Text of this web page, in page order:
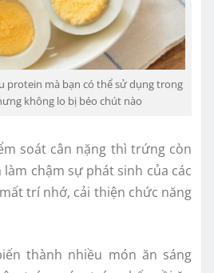
protein mà bạn có thể sử dụng trong
không lo bị béo chút nào
soát cân nặng thì trứng còn
chậm sự phát sinh của các
trí nhớ, cải thiện chức năng
thành nhiều món ăn sáng